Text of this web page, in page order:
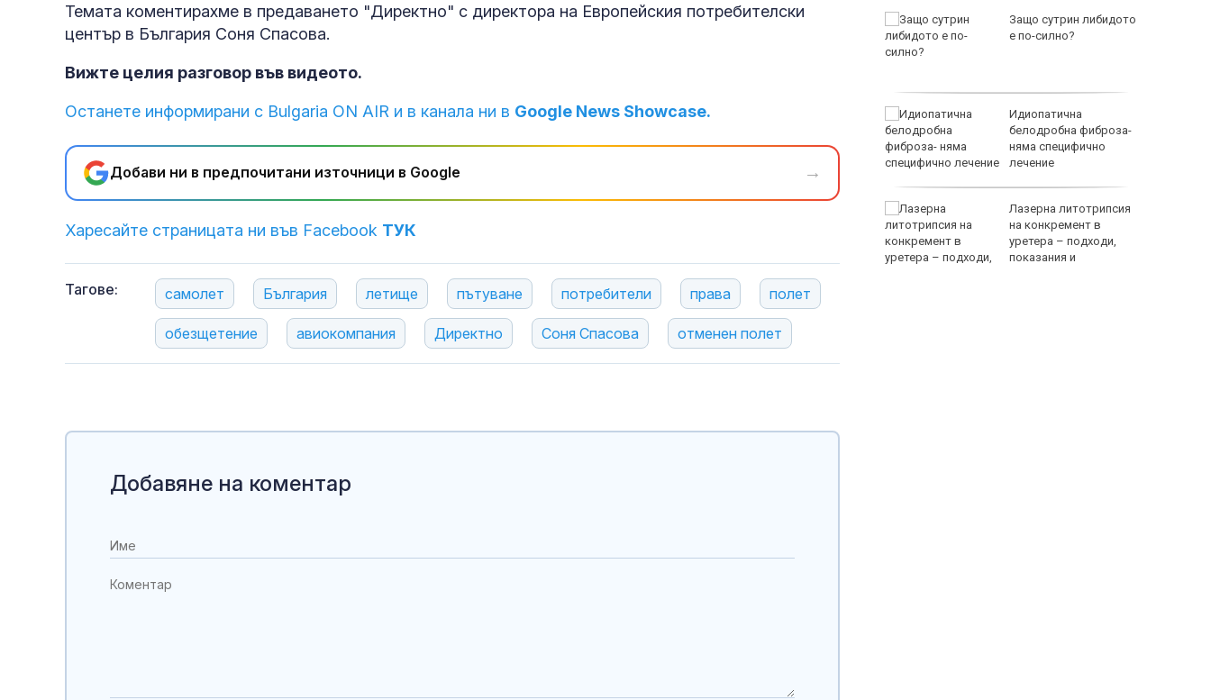
Темата коментирахме в предаването "Директно" с директора на Европейския потребителски
център в България Соня Спасова.
Вижте целия разговор във видеото.
Останете информирани с Bulgaria ON AIR и в канала ни в Google News Showcase.
Добави ни в предпочитани източници в Google →
Харесайте страницата ни във Facebook ТУК
Тагове: самолет България летище пътуване потребители права полет
обезщетение авиокомпания Директно Соня Спасова отменен полет
Автомагистрала
актуални
Защо сутрин либидото
е по-силно?
Идиопатична
белодробна фиброза-
няма специфично
лечение
Лазерна литотрипсия
на конкремент в
уретера – подходи,
показания и
Добавяне на коментар